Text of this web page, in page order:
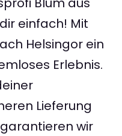
einfach! Mit
Helsingor ein
Erlebnis.
Lieferung
wir